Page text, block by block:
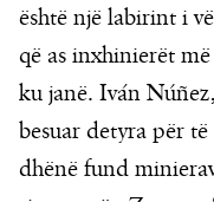
është një labirint i
që as inxhinierët
ku janë. Iván
besuar detyra për
dhënë fund